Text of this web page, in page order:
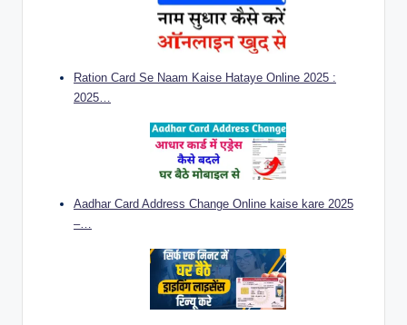
Ration Card Se Naam Kaise Hataye Online 2025 :
2025…
Aadhar Card Address Change Online kaise kare 2025
–…